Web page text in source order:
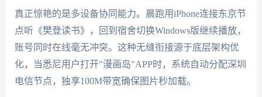
真正惊艳的是多设备协同能力。晨跑用iPhone连接东京节
点听《樊登读书》，回到宿舍切换Windows版继续播放，
账号同时在线毫无冲突。这种无缝衔接源于底层架构优
化，当悉尼用户打开"漫画岛"APP时，系统自动分配深圳
电信节点，独享100M带宽确保图片秒加载。